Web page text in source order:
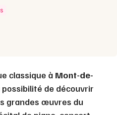
classique à Mont-de-
de découvrir
grandes œuvres du